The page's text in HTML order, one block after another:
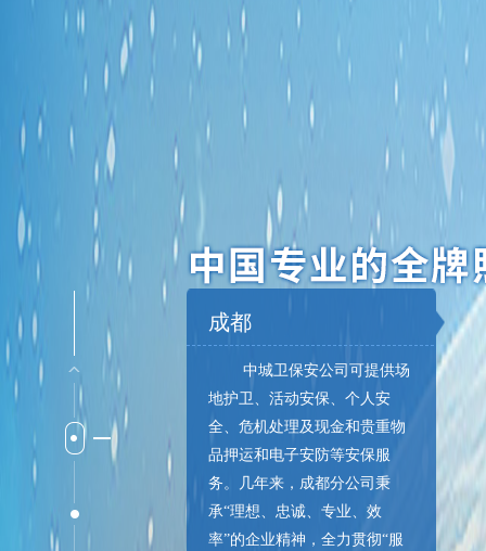
成都
中城卫保安公司可提供场
地护卫、活动安保、个人安
全、危机处理及现金和贵重物
品押运和电子安防等安保服
务。几年来，成都分公司秉
承“理想、忠诚、专业、效
率”的企业精神，全力贯彻“服